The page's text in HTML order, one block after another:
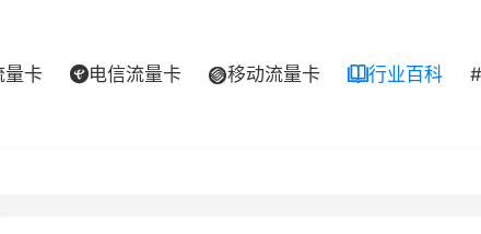
量卡 电信流量卡 移动流量卡 行业百科